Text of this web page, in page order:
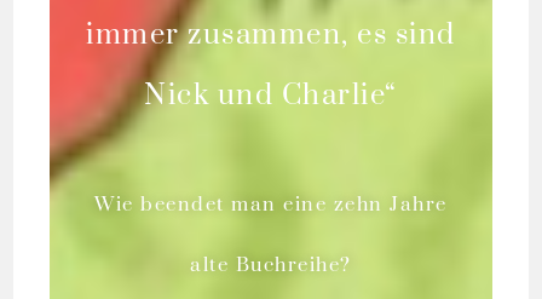
immer zusammen, es sind
Nick und Charlie“
Wie beendet man eine zehn Jahre
alte Buchreihe?